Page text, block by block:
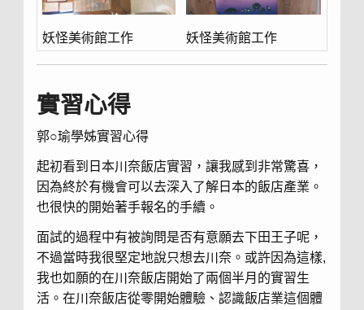
妖怪美術館工作 妖怪美術館工作
實習心得
郭○瑜學姊實習心得
起初看到日本川奈飯店實習，讓我感到非常驚喜，
因為終於有機會可以去深入了解日本的飯店產業。
也很快的開始著手報名的手續。
面試的過程中有被詢問是否有意願去下田王子呢，
不過當時我很堅定地說只想去川奈。或許因為這樣,
我也如願的在川奈飯店開始了兩個半月的實習生
活。在川奈飯店從零開始體驗、認識飯店業這個體